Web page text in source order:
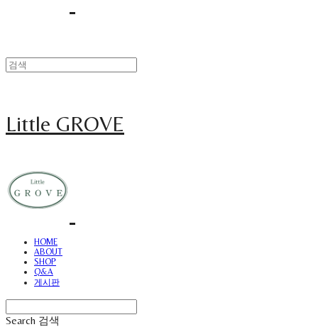
Little GROVE
HOME
ABOUT
SHOP
Q&A
게시판
Search 검색